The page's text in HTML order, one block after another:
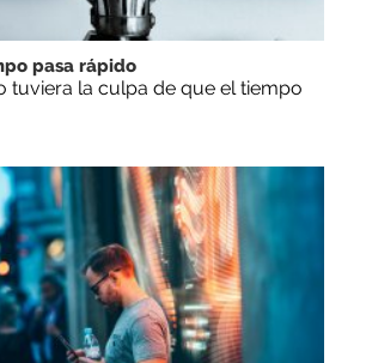
pasa rápido
tuviera la culpa de que el tiempo